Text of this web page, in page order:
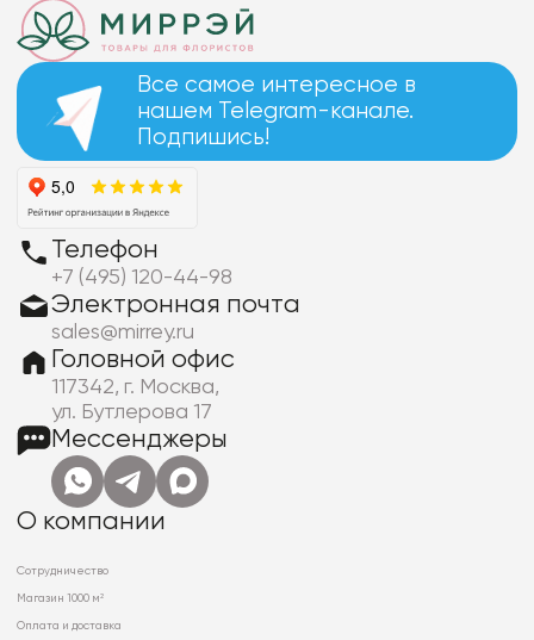
Все самое интересное в
нашем Telegram-канале.
Подпишись!
Телефон
+7 (495) 120-44-98
Электронная почта
sales@mirrey.ru
Головной офис
117342, г. Москва,
ул. Бутлерова 17
Мессенджеры
О компании
Сотрудничество
Магазин 1000 м²
Оплата и доставка